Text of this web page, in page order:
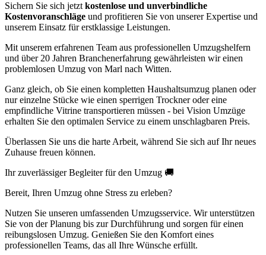
Sichern Sie sich jetzt kostenlose und unverbindliche
Kostenvoranschläge und profitieren Sie von unserer Expertise und
unserem Einsatz für erstklassige Leistungen.
Mit unserem erfahrenen Team aus professionellen Umzugshelfern
und über 20 Jahren Branchenerfahrung gewährleisten wir einen
problemlosen Umzug von Marl nach Witten.
Ganz gleich, ob Sie einen kompletten Haushaltsumzug planen oder
nur einzelne Stücke wie einen sperrigen Trockner oder eine
empfindliche Vitrine transportieren müssen - bei Vision Umzüge
erhalten Sie den optimalen Service zu einem unschlagbaren Preis.
Überlassen Sie uns die harte Arbeit, während Sie sich auf Ihr neues
Zuhause freuen können.
Ihr zuverlässiger Begleiter für den Umzug 🚚
Bereit, Ihren Umzug ohne Stress zu erleben?
Nutzen Sie unseren umfassenden Umzugsservice. Wir unterstützen
Sie von der Planung bis zur Durchführung und sorgen für einen
reibungslosen Umzug. Genießen Sie den Komfort eines
professionellen Teams, das all Ihre Wünsche erfüllt.